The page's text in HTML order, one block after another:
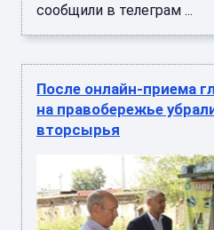
сообщили в телеграм ...
После онлайн-приема
на правобережье
вторсырья